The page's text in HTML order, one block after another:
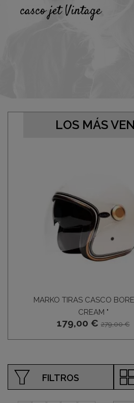
casco jet Vintage
LOS MÁS
MARKO TIRAS CASCO
CREAM "
179,00 €279,00 €
FILTROS